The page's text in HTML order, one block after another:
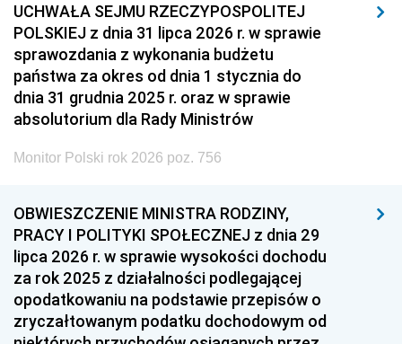
UCHWAŁA SEJMU RZECZYPOSPOLITEJ
POLSKIEJ z dnia 31 lipca 2026 r. w sprawie
sprawozdania z wykonania budżetu
państwa za okres od dnia 1 stycznia do
dnia 31 grudnia 2025 r. oraz w sprawie
absolutorium dla Rady Ministrów
Monitor Polski rok 2026 poz. 756
OBWIESZCZENIE MINISTRA RODZINY,
PRACY I POLITYKI SPOŁECZNEJ z dnia 29
lipca 2026 r. w sprawie wysokości dochodu
za rok 2025 z działalności podlegającej
opodatkowaniu na podstawie przepisów o
zryczałtowanym podatku dochodowym od